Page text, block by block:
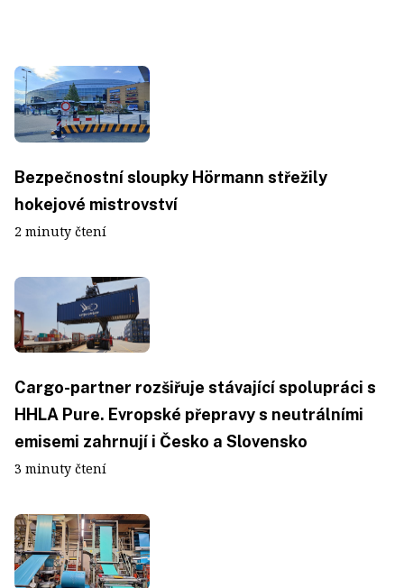
Bezpečnostní sloupky Hörmann střežily
hokejové mistrovství
2 minuty čtení
Cargo-partner rozšiřuje stávající spolupráci s
HHLA Pure. Evropské přepravy s neutrálními
emisemi zahrnují i Česko a Slovensko
3 minuty čtení